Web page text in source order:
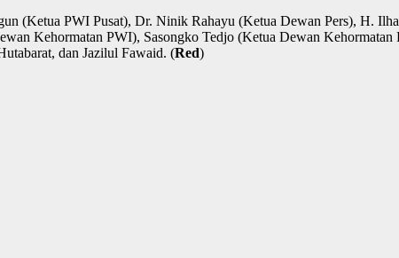
(Ketua PWI Pusat), Dr. Ninik Rahayu (Ketua Dewan Pers), H.
Kehormatan PWI), Sasongko Tedjo (Ketua Dewan Kehormatan
dan Jazilul Fawaid. (Red)